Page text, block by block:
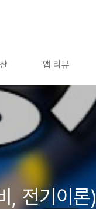
앱 리뷰
, 전기이론)